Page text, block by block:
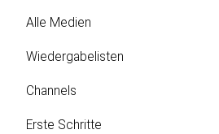
Alle Medien
Wiedergabelisten
Channels
Erste Schritte